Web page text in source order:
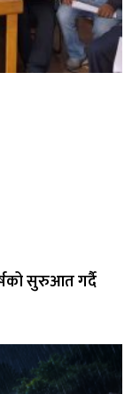
सुरुआत गर्दै